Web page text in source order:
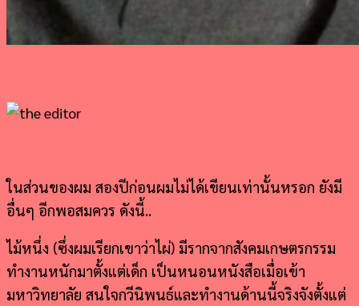
ในส่วนของผม สองปีก่อนผมไม่ได้เขียนเท่านั้นหรอก ยังมี
อื่นๆ อีกพอสมควร ดังนี้..
ไม้หนึ่ง (ซึ่งผมเรียกเขาว่าไผ่) มีรากจากสังคมเกษตรกรรม
ทำงานหนักมาตั้งแต่เด็ก เป็นหนอนหนังสือเมื่อเข้า
มหาวิทยาลัย สนใจกวีนิพนธ์และทำงานด้านนี้จริงจังตั้งแต่